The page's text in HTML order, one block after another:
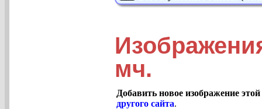
мч.
Добавить новое изображение
другого сайта.